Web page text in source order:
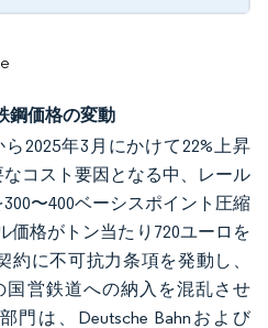
鋼価格の変動
2025年3月にかけて22%上昇
コスト要因となる中、レール
〜400ベーシスポイント圧縮
価格がトン当たり720ユーロを
に不可抗力条項を発動し、
国営鉄道への納入を混乱させ
門は、Deutsche Bahnおよび